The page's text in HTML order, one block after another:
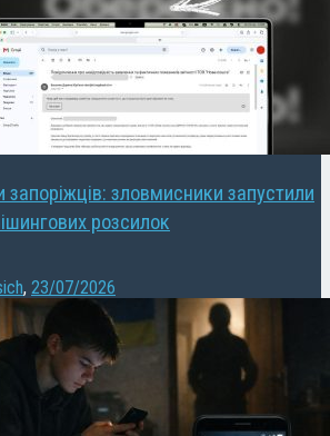
запоріжців: зловмисники запустили
розсилок
, 23/07/2026